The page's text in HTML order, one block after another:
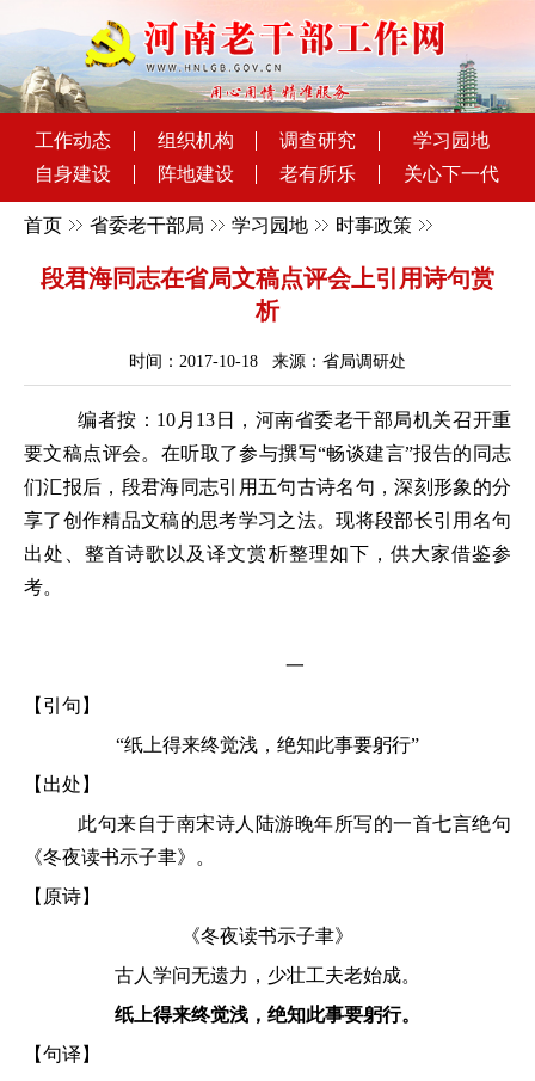
工作动态 组织机构 调查研究
学习园地
自身建设
阵地建设 老有所乐 关心下一代
首页 省委老干部局 学习园地 时事政策
段君海同志在省局文稿点评会上引用诗句赏
析
时间：2017-10-18 来源：省局调研处
编者按： 10月13日，河南省委老干部局机关召开重
要文稿点评会。在听取了参与撰写“畅谈建言”报告的同志
们汇报后，段君海同志引用五句古诗名句，深刻形象的分
享了创作精品文稿的思考学习之法。现将段部长引用名句
出处、整首诗歌以及译文赏析整理如下，供大家借鉴参
考。
一
【引句】
“纸上得来终觉浅，绝知此事要躬行”
【出处】
此句来自于南宋诗人陆游晚年所写的一首七言绝句
《冬夜读书示子聿》。
【原诗】
《冬夜读书示子聿》
古人学问无遗力，少壮工夫老始成。
纸上得来终觉浅，绝知此事要躬行。
【句译】